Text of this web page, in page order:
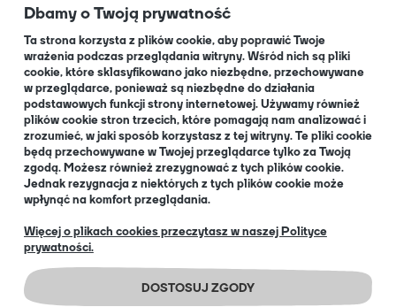
Kontakt
Dla Partnerów
O NAS
O nas
Informacja dla Klubów
Blog
+48 32 334 85 38
EN
Dbamy o Twoją prywatność
Ta strona korzysta z plików cookie, aby poprawić Twoje
wrażenia podczas przeglądania witryny. Wśród nich są pliki
cookie, które sklasyfikowano jako niezbędne, przechowywane
w przeglądarce, ponieważ są niezbędne do działania
podstawowych funkcji strony internetowej. Używamy również
plików cookie stron trzecich, które pomagają nam analizować i
zrozumieć, w jaki sposób korzystasz z tej witryny. Te pliki cookie
będą przechowywane w Twojej przeglądarce tylko za Twoją
zgodą. Możesz również zrezygnować z tych plików cookie.
Jednak rezygnacja z niektórych z tych plików cookie może
wpłynąć na komfort przeglądania.
Więcej o plikach cookies przeczytasz w naszej Polityce
prywatności.
DOSTOSUJ ZGODY